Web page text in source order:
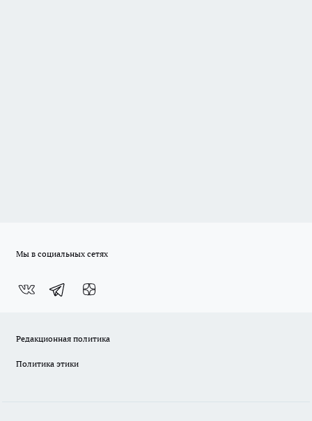
Мы в социальных сетях
Редакционная политика
Политика этики